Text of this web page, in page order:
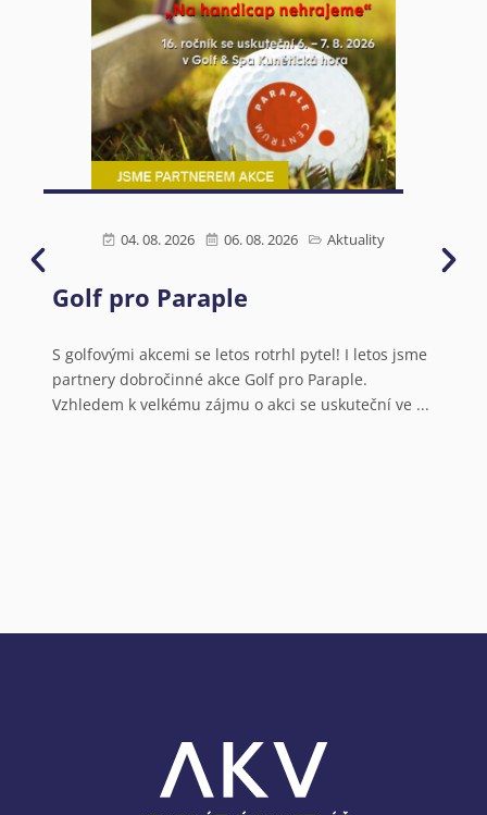
04. 08. 2026 06. 08. 2026 Aktuality
Golf pro Paraple
S golfovými akcemi se letos rotrhl pytel! I letos jsme
partnery dobročinné akce Golf pro Paraple.
Vzhledem k velkému zájmu o akci se uskuteční ve ...